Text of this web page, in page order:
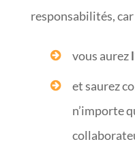
responsabilités, car
vous aurez
et saurez
n’importe